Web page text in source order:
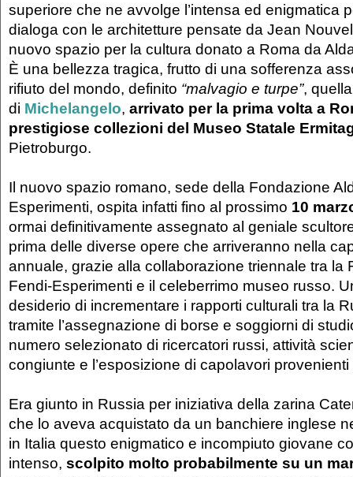
superiore che ne avvolge l’intensa ed enigmatica
dialoga con le architetture pensate da Jean
nuovo spazio per la cultura donato a Roma da
È una bellezza tragica, frutto di una sofferenza
rifiuto del mondo, definito “malvagio e turpe”, quella
di Michelangelo, arrivato per la prima volta a
prestigiose collezioni del Museo Statale
Pietroburgo.
Il nuovo spazio romano, sede della Fondazione
Esperimenti, ospita infatti fino al prossimo 10
ormai definitivamente assegnato al geniale
prima delle diverse opere che arriveranno nella
annuale, grazie alla collaborazione triennale tra la
Fendi-Esperimenti e il celeberrimo museo russo.
desiderio di incrementare i rapporti culturali tra la
tramite l’assegnazione di borse e soggiorni di
numero selezionato di ricercatori russi, attività
congiunte e l’esposizione di capolavori provenienti
Era giunto in Russia per iniziativa della zarina
che lo aveva acquistato da un banchiere inglese
in Italia questo enigmatico e incompiuto giovane
intenso, scolpito molto probabilmente su un